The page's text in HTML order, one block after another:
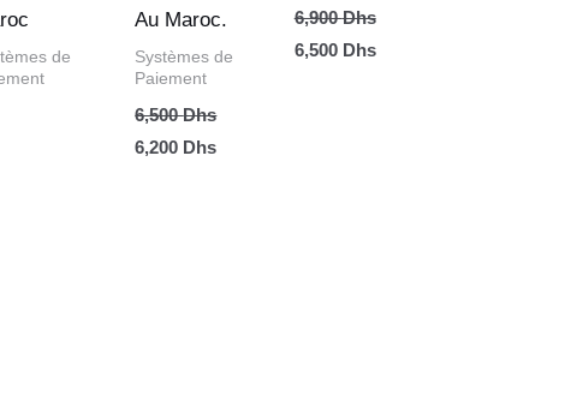
de
Au Maroc.
Systèmes de
Paiement
6,500Dhs
6,200 Dhs
6,900Dhs
6,500 Dhs